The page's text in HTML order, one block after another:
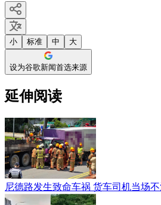
小 标准 中 大
设为谷歌新闻首选来源
延伸阅读
尼德路发生致命车祸 货车司机当场